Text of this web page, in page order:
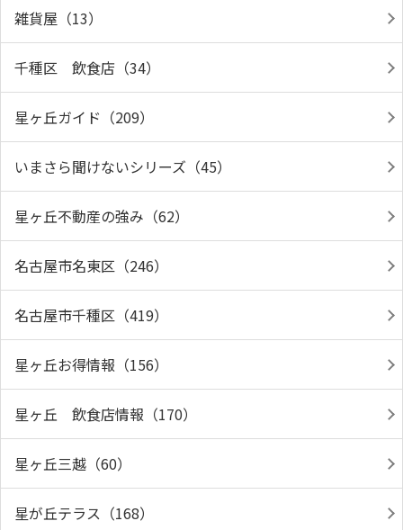
雑貨屋（13）
千種区 飲食店（34）
星ヶ丘ガイド（209）
いまさら聞けないシリーズ（45）
星ヶ丘不動産の強み（62）
名古屋市名東区（246）
名古屋市千種区（419）
星ヶ丘お得情報（156）
星ヶ丘 飲食店情報（170）
星ヶ丘三越（60）
星が丘テラス（168）